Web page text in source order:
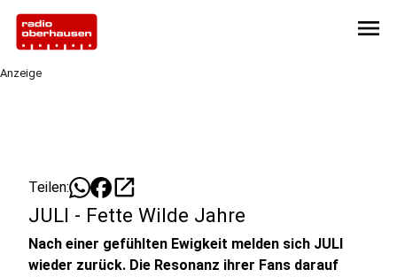
menu
Anzeige
Teilen: open_in_new
JULI - Fette Wilde Jahre
Nach einer gefühlten Ewigkeit melden sich JULI
wieder zurück. Die Resonanz ihrer Fans darauf